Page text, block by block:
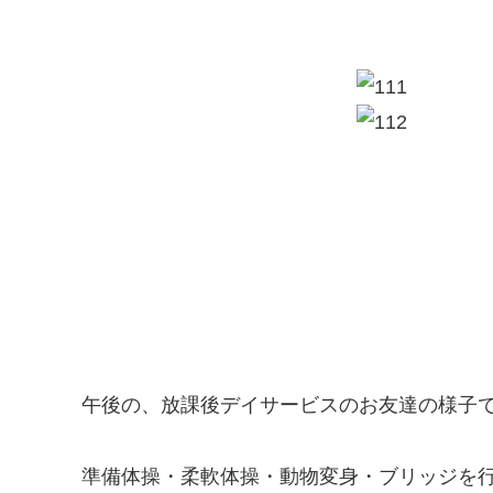
午後の、放課後デイサービスのお友達の様子
準備体操・柔軟体操・動物変身・ブリッジを